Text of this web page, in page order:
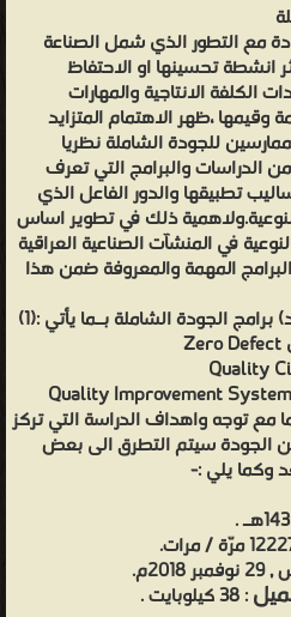
مع التطور الذي شمل الصناعة
انشطة تحسينها او الاحتفاظ
الانتاجية والمهارات
وقيمها ،ظهر الاهتمام المتزايد
للجودة الشاملة نظريا
الدراسات والبرامج التي تعرف
تطبيقها والدور الفاعل الذي
ذلك في تطوير اساس
في المنشآت الصناعية العراقية
المهمة والمعروفة ضمن هذا
الجودة الشاملة بـما يأتي :(1)
مع توجه واهداف الدراسة التي تركز
الجودة سيتم التطرق الى بعض
وكما يلي :-
: 38 كيلوبايت .